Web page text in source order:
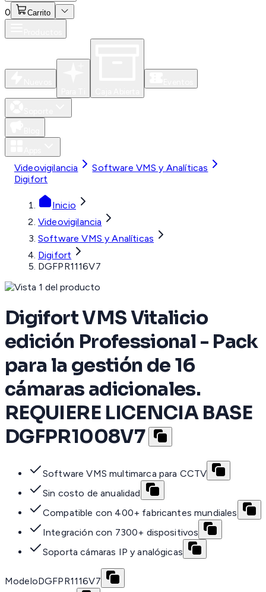
0 Carrito
Videovigilancia
Software VMS y Analíticas
Digifort
Inicio
Videovigilancia
Software VMS y Analíticas
Digifort
DGFPR1116V7
Digifort VMS Vitalicio
edición Professional - Pack
para la gestión de 16
cámaras adicionales.
REQUIERE LICENCIA BASE
DGFPR1008V7
Software VMS multimarca para CCTV
Sin costo de anualidad
Compatible con 400+ fabricantes mundiales
Integración con 7300+ dispositivos
Soporta cámaras IP y analógicas
ModeloDGFPR1116V7